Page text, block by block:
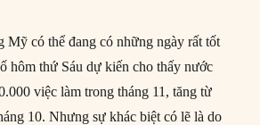
Mỹ có thể đang có những ngày rất tốt
hôm thứ Sáu dự kiến ​​cho thấy nước
việc làm trong tháng 11, tăng từ
10. Nhưng sự khác biệt có lẽ là do